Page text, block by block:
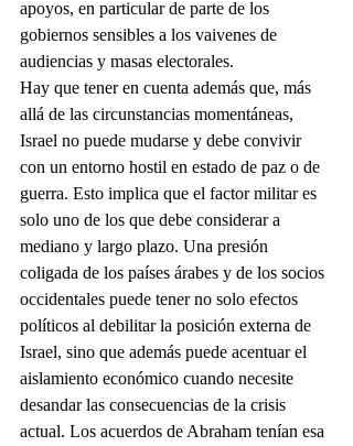
apoyos, en particular de parte de los
gobiernos sensibles a los vaivenes de
audiencias y masas electorales.
Hay que tener en cuenta además que, más
allá de las circunstancias momentáneas,
Israel no puede mudarse y debe convivir
con un entorno hostil en estado de paz o de
guerra. Esto implica que el factor militar es
solo uno de los que debe considerar a
mediano y largo plazo. Una presión
coligada de los países árabes y de los socios
occidentales puede tener no solo efectos
políticos al debilitar la posición externa de
Israel, sino que además puede acentuar el
aislamiento económico cuando necesite
desandar las consecuencias de la crisis
actual. Los acuerdos de Abraham tenían esa